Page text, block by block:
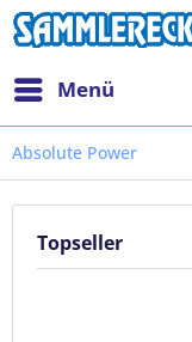
Menü
Absolute Power
Topseller